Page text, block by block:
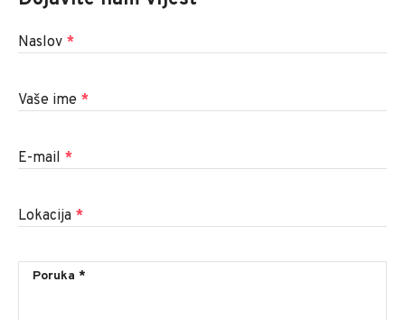
Naslov *
Vaše ime *
E-mail *
Lokacija *